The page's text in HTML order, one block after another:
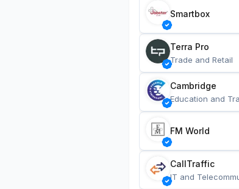
Smartbox
Terra Pro
Trade and Retail
Cambridge
Education and
FM World
CallTraffic
IT and